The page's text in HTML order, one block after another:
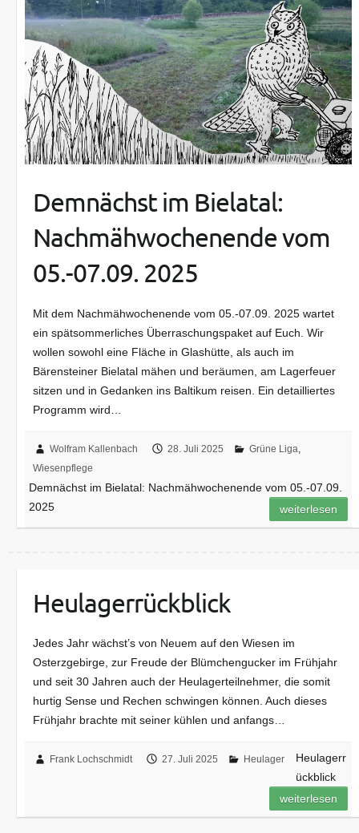
Demnächst im Bielatal:
Nachmähwochenende vom
05.-07.09. 2025
Mit dem Nachmähwochenende vom 05.-07.09. 2025 wartet
ein spätsommerliches Überraschungspaket auf Euch. Wir
wollen sowohl eine Fläche in Glashütte, als auch im
Bärensteiner Bielatal mähen und beräumen, am Lagerfeuer
sitzen und in Gedanken ins Baltikum reisen. Ein detailliertes
Programm wird…
Wolfram Kallenbach 28. Juli 2025 Grüne Liga
Wiesenpflege
Demnächst im Bielatal: Nachmähwochenende vom 05.-07.09.
2025
weiterlesen
Heulagerrückblick
Jedes Jahr wächst’s von Neuem auf den Wiesen im
Osterzgebirge, zur Freude der Blümchengucker im Frühjahr
und seit 30 Jahren auch der Heulagerteilnehmer, die somit
hurtig Sense und Rechen schwingen können. Auch dieses
Frühjahr brachte mit seiner kühlen und anfangs…
Frank Lochschmidt 27. Juli 2025 Heulager
Heulagerr
ückblick
weiterlesen